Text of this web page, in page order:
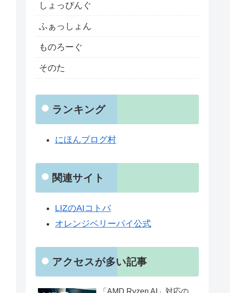
しょっぴんぐ
ふぁっしょん
ものろーぐ
そのた
ランキング
にほんブログ村
関連サイト
LIZのAIコトバ
オレンジベリーパイ公式
アクセスが多い記事